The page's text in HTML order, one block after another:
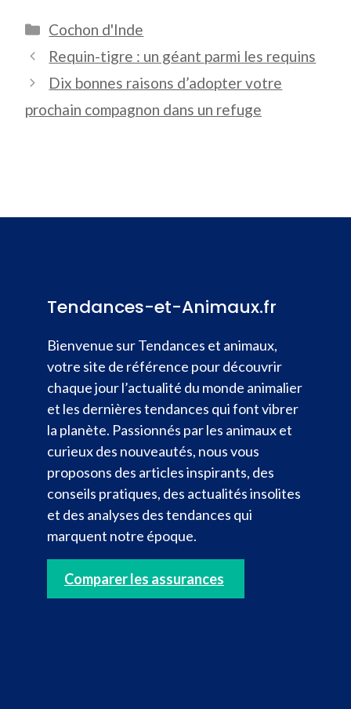
Catégories
Cochon d'Inde
Requin-tigre : un géant parmi les requins
Dix bonnes raisons d’adopter votre
prochain compagnon dans un refuge
Tendances-et-Animaux.fr
Bienvenue sur Tendances et animaux,
votre site de référence pour découvrir
chaque jour l’actualité du monde animalier
et les dernières tendances qui font vibrer
la planète. Passionnés par les animaux et
curieux des nouveautés, nous vous
proposons des articles inspirants, des
conseils pratiques, des actualités insolites
et des analyses des tendances qui
marquent notre époque.
Comparer les assurances